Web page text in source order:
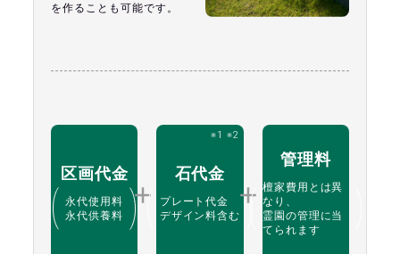
を作ることも可能です。
区画代金
永代使用料
永代供養料
石代金
プレート代金
デザイン料含む
管理料
檀家費用とは異
なり、
霊園の管理に当
てられます